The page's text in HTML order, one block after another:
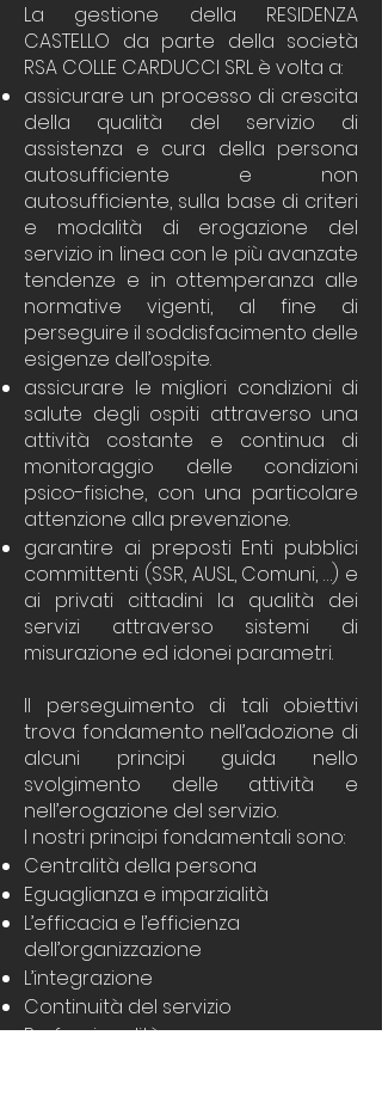
La gestione della RESIDENZA
CASTELLO da parte della società
RSA COLLE CARDUCCI SRL è volta a:
assicurare un processo di crescita
della qualità del servizio di
assistenza e cura della persona
autosufficiente e non
autosufficiente, sulla base di criteri
e modalità di erogazione del
servizio in linea con le più avanzate
tendenze e in ottemperanza alle
normative vigenti, al fine di
perseguire il soddisfacimento delle
esigenze dell’ospite.
assicurare le migliori condizioni di
salute degli ospiti attraverso una
attività costante e continua di
monitoraggio delle condizioni
psico-fisiche, con una particolare
attenzione alla prevenzione.
garantire ai preposti Enti pubblici
committenti (SSR, AUSL, Comuni, …) e
ai privati cittadini la qualità dei
servizi attraverso sistemi di
misurazione ed idonei parametri.
Il perseguimento di tali obiettivi
trova fondamento nell’adozione di
alcuni principi guida nello
svolgimento delle attività e
nell’erogazione del servizio.
I nostri principi fondamentali sono:
Centralità della persona
Eguaglianza e imparzialità
L’efficacia e l’efficienza
dell’organizzazione
L’integrazione
Continuità del servizio
Professionalità